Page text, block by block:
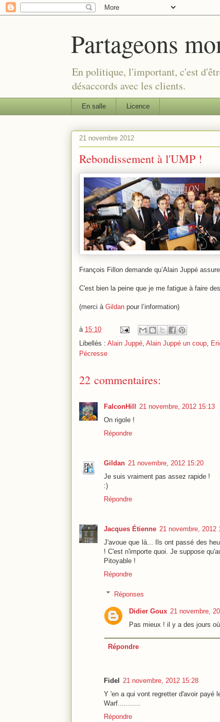
Partageons
En politique, l'important, c'est
désaccords avec les clients.
En salle Licence
21 novembre 2012
Rebondissement à l'UMP !
François Fillon demande qu’Alain Juppé
C'est bien la peine que je me fatigue à faire
(merci à Gildan pour l’information)
à 15:10
Libellés : Alain Juppé Alain Juppé un coup
Pécresse
22 commentaires:
FalconHill 21 novembre, 2012 15:13
On rigole !
Répondre
Gildan 21 novembre, 2012 15:20
Je suis vraiment pas assez rapide !
:)
Répondre
Jacques Étienne 21 novembre, 2012
J'avoue que là... Ils ont passé des
! C'est n'importe quoi. Je suppose
Pitoyable !
Répondre
Réponses
Didier Goux 21 novembre,
Pas mieux ! il y a des jours
Répondre
Fidel
21 novembre, 2012 15:28
Y 'en a qui vont regretter d'avoir payé
Warf...........
Répondre